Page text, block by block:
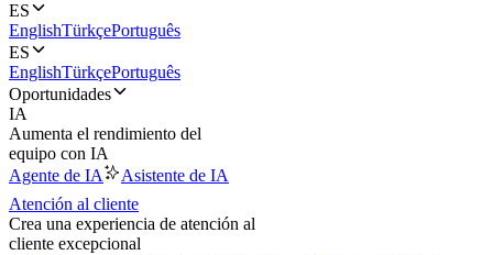
ES
EnglishTürkçePortuguês
ES
EnglishTürkçePortuguês
Oportunidades
IA
Aumenta el rendimiento del
equipo con IA
Agente de IA
Asistente de IA
Atención al cliente
Crea una experiencia de atención al
cliente excepcional